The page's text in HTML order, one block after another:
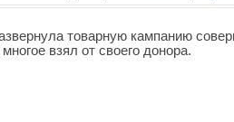
товарную кампанию
взял от своего донора.